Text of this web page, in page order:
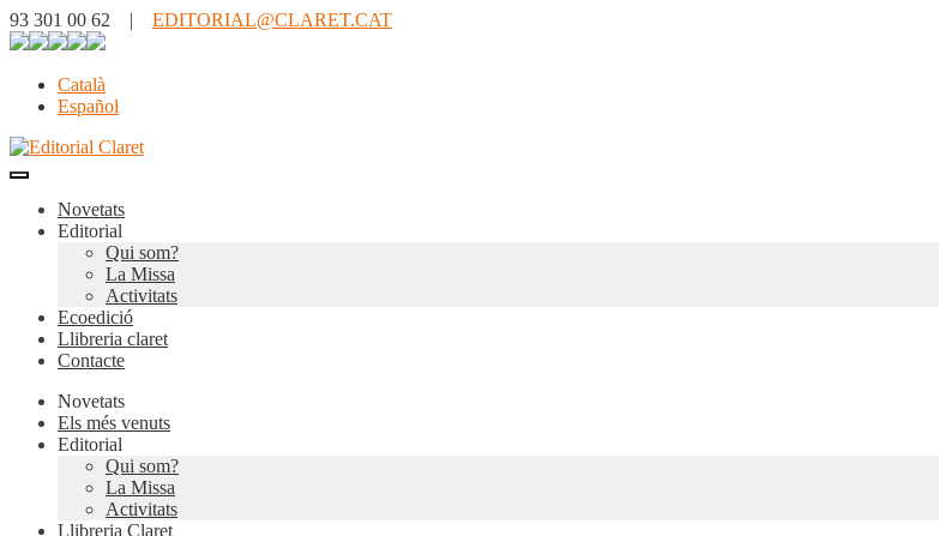
93 301 00 62 | EDITORIAL@CLARET.CAT
Català
Español
Novetats
Editorial
Qui som?
La Missa
Activitats
Ecoedició
Llibreria claret
Contacte
Novetats
Els més venuts
Editorial
Qui som?
La Missa
Activitats
Llibreria Claret